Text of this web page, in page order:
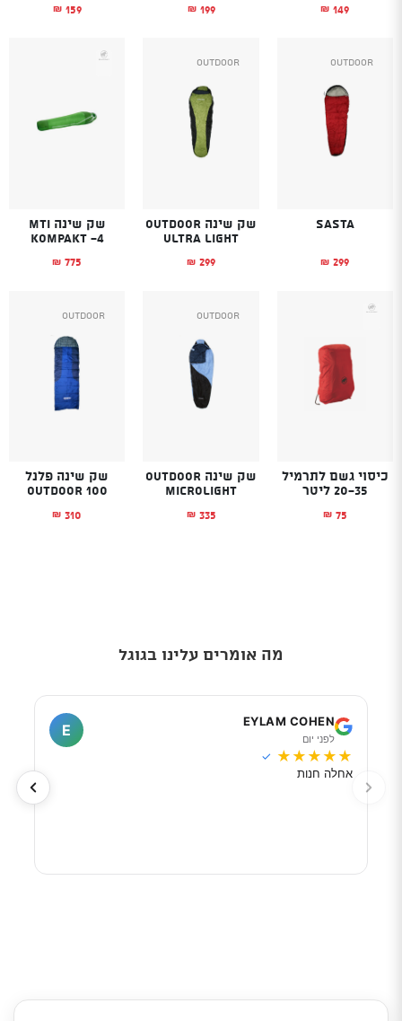
₪ 149
₪ 199
₪ 159
Outdoor
Sasta
₪ 299
Outdoor
שק שינה OUTDOOR
ULTRA LIGHT
₪ 299
שק שינה MTI
KOMPAKT -4
₪ 775
כיסוי גשם לתרמיל
20-35 ליטר
₪ 75
Outdoor
שק שינה OUTDOOR
Microlight
₪ 335
Outdoor
שק שינה פלנל
Outdoor 100
₪ 310
מה אומרים עלינו בגוגל
EYLAM COHEN
לפני יום
E
★
★
★
★
★
✓
אחלה חנות